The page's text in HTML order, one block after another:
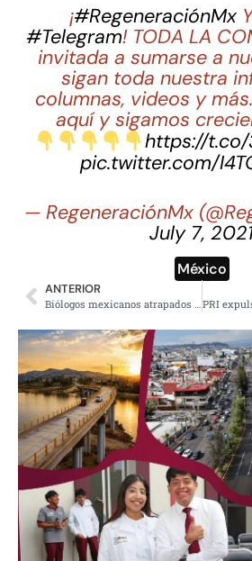
¡#RegeneraciónMx
#Telegram! TODA LA
invitada a sumarse a
sigan toda nuestra
columnas, videos y
aquí y sigamos
https://
pic.twitter.com/
— RegeneraciónMx
July 7,
México
ANTERIOR
Biólogos mexicanos atrapados en Tonga se encuentran sanos y salvos